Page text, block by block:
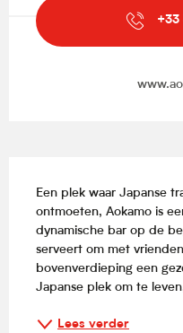
Een plek waar Japanse
ontmoeten, Aokamo is
dynamische bar op de
serveert om met
bovenverdieping een
Japanse plek om te
Lees verder